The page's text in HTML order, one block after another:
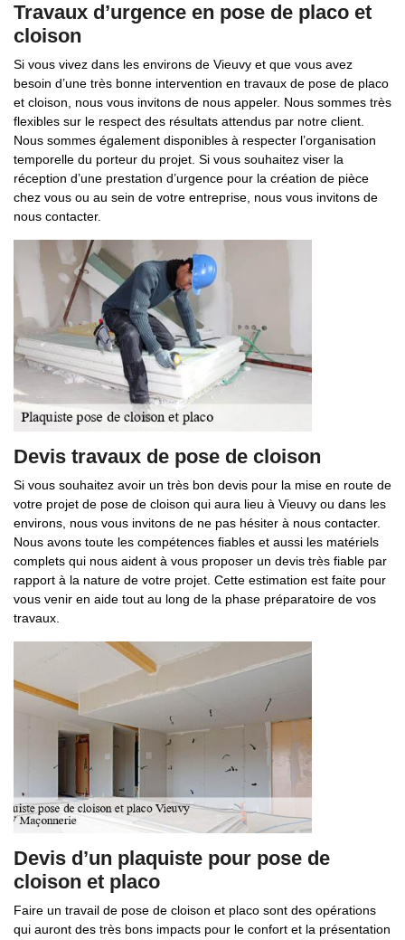
Travaux d’urgence en pose de placo et
cloison
Si vous vivez dans les environs de Vieuvy et que vous avez
besoin d’une très bonne intervention en travaux de pose de placo
et cloison, nous vous invitons de nous appeler. Nous sommes très
flexibles sur le respect des résultats attendus par notre client.
Nous sommes également disponibles à respecter l’organisation
temporelle du porteur du projet. Si vous souhaitez viser la
réception d’une prestation d’urgence pour la création de pièce
chez vous ou au sein de votre entreprise, nous vous invitons de
nous contacter.
Devis travaux de pose de cloison
Si vous souhaitez avoir un très bon devis pour la mise en route de
votre projet de pose de cloison qui aura lieu à Vieuvy ou dans les
environs, nous vous invitons de ne pas hésiter à nous contacter.
Nous avons toute les compétences fiables et aussi les matériels
complets qui nous aident à vous proposer un devis très fiable par
rapport à la nature de votre projet. Cette estimation est faite pour
vous venir en aide tout au long de la phase préparatoire de vos
travaux.
Devis d’un plaquiste pour pose de
cloison et placo
Faire un travail de pose de cloison et placo sont des opérations
qui auront des très bons impacts pour le confort et la présentation